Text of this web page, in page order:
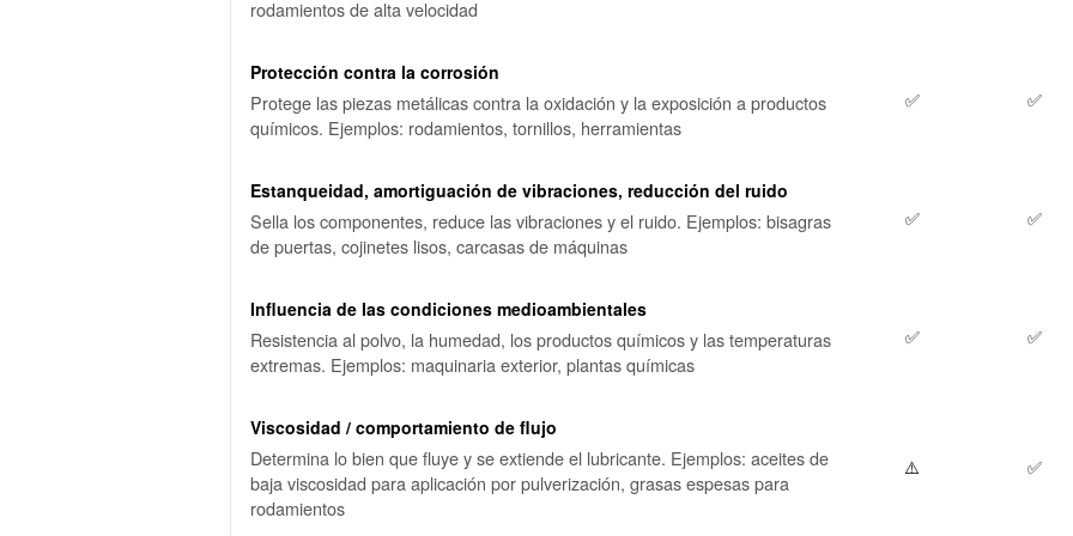
rodamientos de alta velocidad
Protección contra la corrosión
Protege las piezas metálicas contra la oxidación y la exposición a productos
químicos. Ejemplos: rodamientos, tornillos, herramientas
✅ ✅
Estanqueidad, amortiguación de vibraciones, reducción del ruido
Sella los componentes, reduce las vibraciones y el ruido. Ejemplos: bisagras
de puertas, cojinetes lisos, carcasas de máquinas
✅ ✅
Influencia de las condiciones medioambientales
Resistencia al polvo, la humedad, los productos químicos y las temperaturas
extremas. Ejemplos: maquinaria exterior, plantas químicas
✅ ✅
Viscosidad / comportamiento de flujo
Determina lo bien que fluye y se extiende el lubricante. Ejemplos: aceites de
baja viscosidad para aplicación por pulverización, grasas espesas para
rodamientos
⚠️ ✅